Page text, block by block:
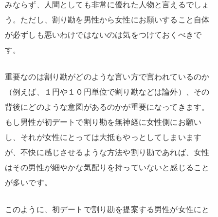
みならず、人間としても非常に優れた人物と言えるでしょ
う。ただし、割り勘を男性から女性にお願いすること自体
が必ずしも悪いわけではないのは気をつけておくべきで
す。
重要なのは割り勘がどのような言い方で言われているのか
（例えば、１円や１０円単位で割り勘などは論外）、その
背後にどのような意図があるのかが重要になってきます。
もし男性が初デートで割り勘を無神経に女性側にお願い
し、それが女性にとっては大抵もやっとしてしまいます
が、不快に感じさせるような方法や割り勘であれば、女性
はその男性が細やかな気配りを持っていないと感じること
が多いです。
このように、初デートで割り勘を提案する男性が女性にと